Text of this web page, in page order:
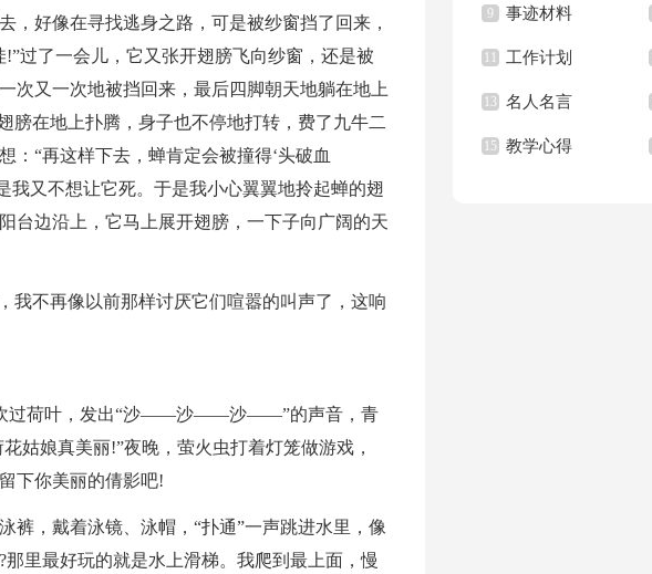
，好像在寻找逃身之路，可是被纱窗挡了回来，
了一会儿，它又张开翅膀飞向纱窗，还是被
次又一次地被挡回来，最后四脚朝天地躺在地上
膀在地上扑腾，身子也不停地打转，费了九牛二
：“再这样下去，蝉肯定会被撞得‘头破血
我又不想让它死。于是我小心翼翼地拎起蝉的翅
台边沿上，它马上展开翅膀，一下子向广阔的天
不再像以前那样讨厌它们喧嚣的叫声了，这响
过荷叶，发出“沙——沙——沙——”的声音，青
姑娘真美丽!”夜晚，萤火虫打着灯笼做游戏，
下你美丽的倩影吧!
裤，戴着泳镜、泳帽，“扑通”一声跳进水里，像
里最好玩的就是水上滑梯。我爬到最上面，慢
9 事迹材料
11 工作计划
13 名人名言
15 教学心得